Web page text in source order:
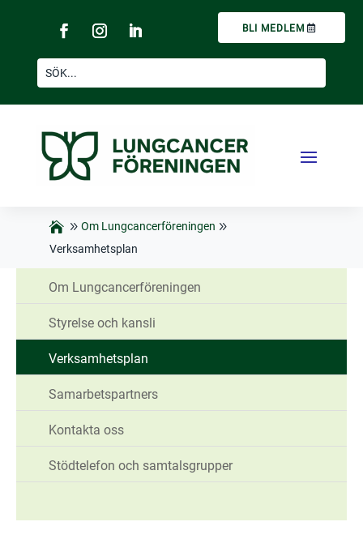
BLI MEDLEM
Om Lungcancerföreningen
Verksamhetsplan
Om Lungcancerföreningen
Styrelse och kansli
Verksamhetsplan
Samarbetspartners
Kontakta oss
Stödtelefon och samtalsgrupper